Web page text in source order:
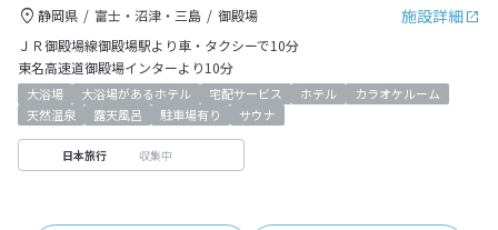
施設詳細
静岡県 富士・沼津・三島
御殿場
ＪＲ御殿場線御殿場駅より車・タクシーで10分
東名高速道御殿場インターより10分
大浴場 大浴場があるホテル 宅配サービス ホテル
カラオケルーム
天然温泉
露天風呂 駐車場有り サウナ
日本旅行 収集中